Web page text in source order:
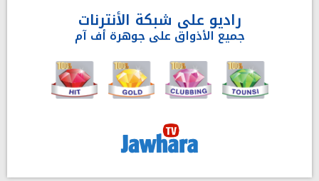
راديو على شبكة الأنترنات
جميع الأذواق على جوهرة أف آم